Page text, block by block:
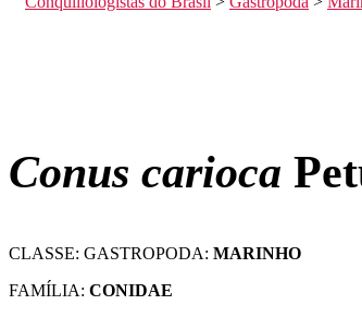
Conus carioca
CLASSE: GASTROPODA: MARINHO
FAMÍLIA: CONIDAE